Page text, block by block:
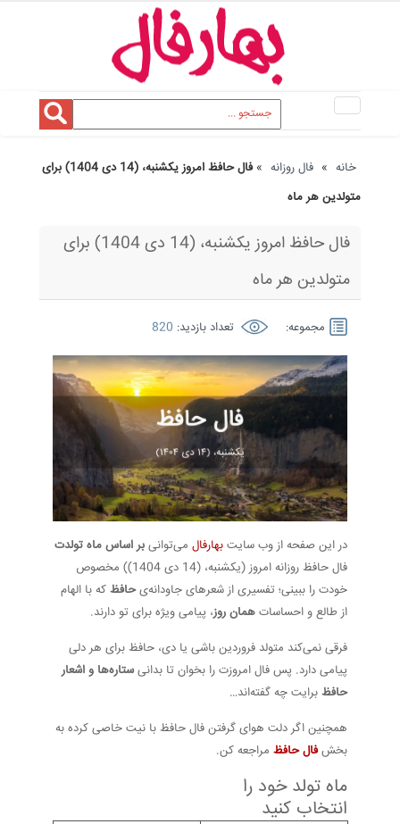
Toggle
navigation
خانه » فال روزانه »
فال حافظ امروز یکشنبه، (14 دی 1404) برای
متولدین هر ماه
فال حافظ امروز یکشنبه، (14 دی 1404) برای
متولدین هر ماه
مجموعه: تعداد بازدید: 820
در این صفحه از وب سایت بهارفال می‌توانی بر اساس ماه تولدت
فال حافظ روزانه امروز (یکشنبه، (14 دی 1404)) مخصوص
خودت را ببینی؛ تفسیری از شعرهای جاودانه‌یحافظ که با الهام
از طالع و احساسات همان روز، پیامی ویژه برای تو دارند.
فرقی نمی‌کند متولد فروردین باشی یا دی، حافظ برای هر دلی
پیامی دارد. پس فال امروزت را بخوان تا بدانیستاره‌ها و اشعار
حافظ برایت چه گفته‌اند…
همچنین اگر دلت هوای گرفتن فال حافظ با نیت خاصی کرده به
بخشفال حافظ مراجعه کن.
ماه تولد خود را
انتخاب کنید